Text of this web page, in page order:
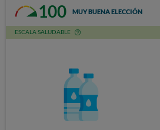
100 MUY BUENA ELECCIÓN
ESCALA SALUDABLE